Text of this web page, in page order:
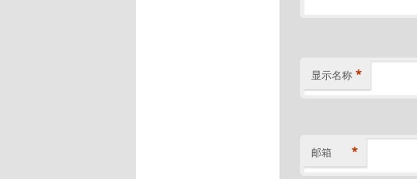
显示名称 *
邮箱 *